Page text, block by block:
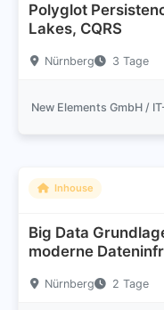
Polyglot
Lakes, CQRS
Nürnberg 3 Tage
Inhouse
Big Data
moderne
Nürnberg 2 Tage